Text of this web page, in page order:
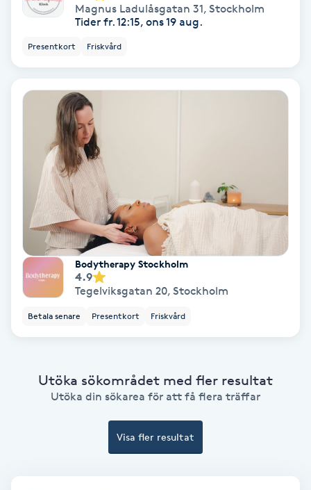
Kosmetisk tatuering
Kroppsinpackning
Kroppspeeling
Käkledsbehandling
Kärlbehandling
Laserbehandling
Liktornar
Magnus Ladulåsgatan 31, Stockholm
Tider fr. 12:15, ons 19 aug.
Presentkort Friskvård
Bodytherapy Stockholm
4.9
Tegelviksgatan 20, Stockholm
Betala senare Presentkort Friskvård
Utöka sökområdet med fler resultat
Utöka din sökarea för att få flera träffar
Visa fler resultat